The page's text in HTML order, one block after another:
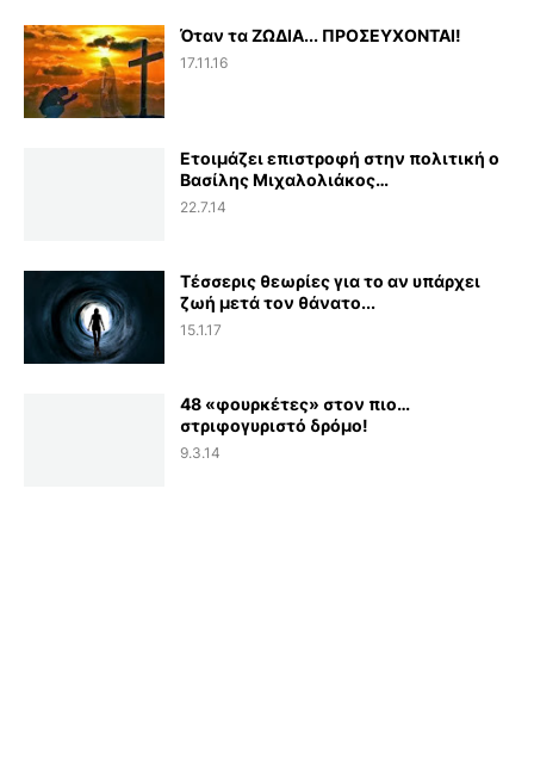
Όταν τα ΖΩΔΙΑ... ΠΡΟΣΕΥΧΟΝΤΑΙ!
17.11.16
Ετοιμάζει επιστροφή στην πολιτική ο
Βασίλης Μιχαλολιάκος…
22.7.14
Τέσσερις θεωρίες για το αν υπάρχει
ζωή μετά τον θάνατο...
15.1.17
48 «φουρκέτες» στον πιο…
στριφογυριστό δρόμο!
9.3.14